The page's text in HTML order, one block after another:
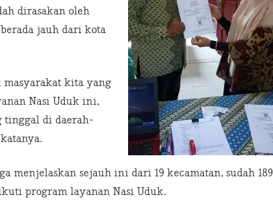
dirasakan oleh
jauh dari kota
masyarakat kita yang
Nasi Uduk ini,
tinggal di daerah-
menjelaskan sejauh ini dari 19 kecamatan, sudah 189
program layanan Nasi Uduk.